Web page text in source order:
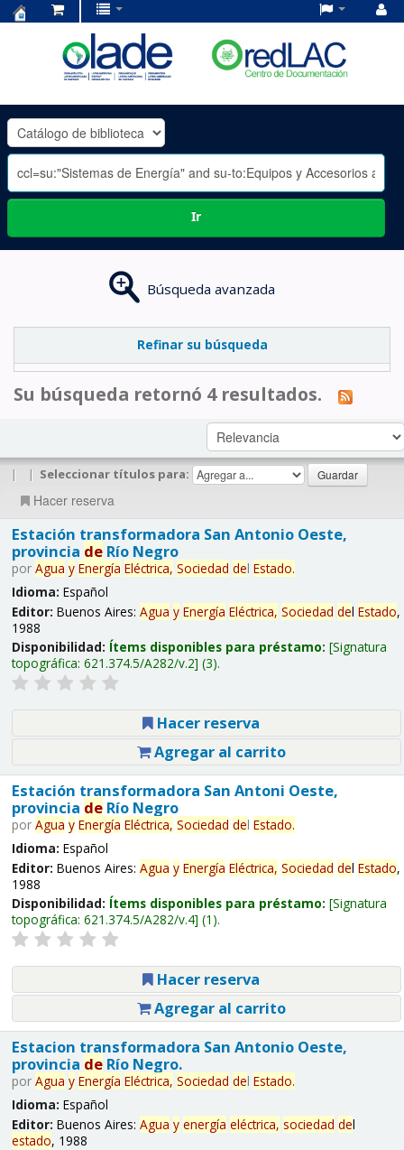
OLADE
-
Ir
Búsqueda avanzada
Refinar su búsqueda
Su búsqueda retornó 4 resultados.
| | Seleccionar títulos para:
Hacer reserva
Estación transformadora San Antonio Oeste,
provincia deRío Negro
por Agua y Energía Eléctrica, Sociedad del Estado.
Idioma: Español
Editor: Buenos Aires: Agua y Energía Eléctrica, Sociedad del Estado,
1988
Disponibilidad: Ítems disponibles para préstamo: Signatura
topográfica: 621.374.5/A282/v.2 (3).
Hacer reserva
Agregar al carrito
Estación transformadora San Antoni Oeste,
provincia deRío Negro
por Agua y Energía Eléctrica, Sociedad del Estado.
Idioma: Español
Editor: Buenos Aires: Agua y Energía Eléctrica, Sociedad del Estado,
1988
Disponibilidad: Ítems disponibles para préstamo: Signatura
topográfica: 621.374.5/A282/v.4 (1).
Hacer reserva
Agregar al carrito
Estacion transformadora San Antonio Oeste,
provincia deRío Negro.
por Agua y Energía Eléctrica, Sociedad del Estado.
Idioma: Español
Editor: Buenos Aires: Agua y energía eléctrica, sociedad del
estado, 1988